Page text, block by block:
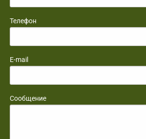
Телефон
E-mail
Сообщение